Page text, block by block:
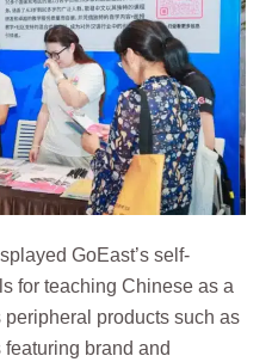
GoEast’s self-
for teaching Chinese as a
products such as
brand and